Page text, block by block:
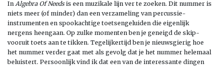
In Algebra Of Needsis een muzikale lijn ver te zoeken. Dit nummer is
niets meer (of minder) dan een verzameling van percussie-
instrumenten en spookachtige toetsengeluiden die eigenlijk
nergens heengaan. Op zulke momenten ben je geneigd de skip-
vooruit toets aan te tikken. Tegelijkertijd ben je nieuwsgierig hoe
het nummer verder gaat met als gevolg dat je het nummer helemaal
beluistert. Persoonlijk vind ik dat een van de interessante dingen